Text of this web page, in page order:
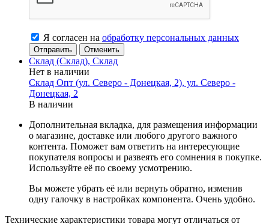
Я согласен на обработку персональных данных
Отменить
Склад (Склад), Склад
Нет в наличии
Склад Опт (ул. Северо - Донецкая, 2), ул. Северо -
Донецкая, 2
В наличии
Дополнительная вкладка, для размещения информации
о магазине, доставке или любого другого важного
контента. Поможет вам ответить на интересующие
покупателя вопросы и развеять его сомнения в покупке.
Используйте её по своему усмотрению.
Вы можете убрать её или вернуть обратно, изменив
одну галочку в настройках компонента. Очень удобно.
Технические характеристики товара могут отличаться от